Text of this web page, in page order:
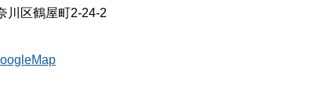
区鶴屋町2-24-2